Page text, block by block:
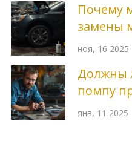
Почему
замены
причин
ноя, 16 2025
Должны
помпу
ГРМ?
янв, 11 2025